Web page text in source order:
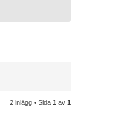
2 inlägg • Sida 1 av 1